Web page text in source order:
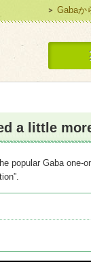
Gabaか
で英語学習
a little
popular Gaba one-